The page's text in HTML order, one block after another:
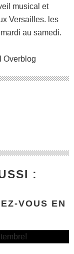
musical et
Versailles. les
au samedi.
Overblog
:
VOUS EN